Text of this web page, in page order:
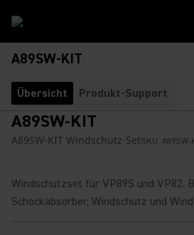
A89SW-KIT
Übersicht Produkt-Support
A89SW-KIT
A89SW-KIT Windschutz-SetSKU: A89SW-
Windschutzset für VP89S und VP82.
Schockabsorber, Windschutz und